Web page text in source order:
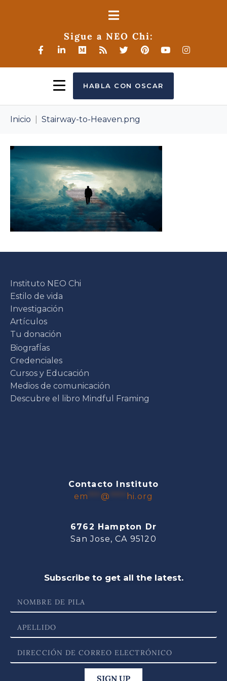
Sigue a NEO Chi:
HABLA CON OSCAR
Inicio Stairway-to-Heaven.png
Instituto NEO Chi
Estilo de vida
Investigación
Artículos
Tu donación
BiografÍas
Credenciales
Cursos y Educación
Medios de comunicación
Descubre el libro Mindful Framing
Contacto Instituto
em
@ hi.org
6762 Hampton Dr
San Jose, CA 95120
Subscribe to get all the latest.
SIGN UP